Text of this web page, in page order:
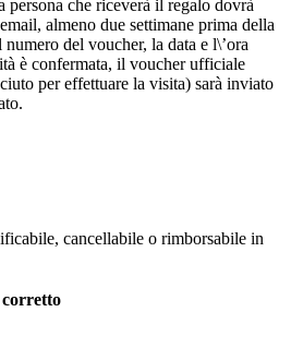
che riceverà il regalo dovrà
almeno due settimane prima della
del voucher, la data e l\’ora
è confermata, il voucher ufficiale
per effettuare la visita) sarà inviato
cancellabile o rimborsabile in
corretto